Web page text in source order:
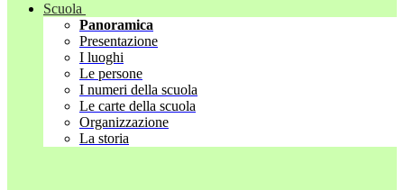
Scuola
Panoramica
Presentazione
I luoghi
Le persone
I numeri della scuola
Le carte della scuola
Organizzazione
La storia